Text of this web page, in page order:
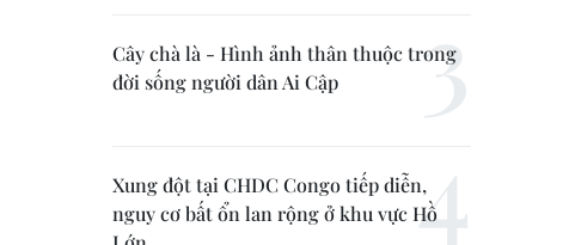
Cây chà là - Hình ảnh thân thuộc trong
đời sống người dân Ai Cập
Xung đột tại CHDC Congo tiếp diễn,
nguy cơ bất ổn lan rộng ở khu vực Hồ